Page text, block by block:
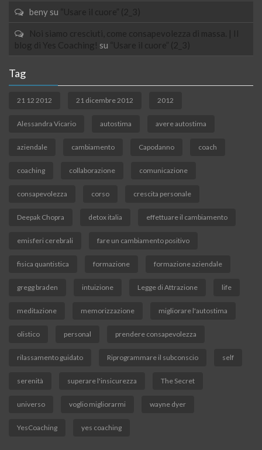
beny su “Usare il cuore” (2_3)
Noi siamo cresciuti, come consapevolezza di massa. | Il
blog di Yes Coaching! su “Usare il cuore” (2_3)
Tag
21 12 2012 21 dicembre 2012 2012
Alessandra Vicario autostima avere autostima
aziendale cambiamento Capodanno coach
coaching collaborazione comunicazione
consapevolezza corso crescita personale
Deepak Chopra detox italia effettuare il cambiamento
emisferi cerebrali fare un cambiamento positivo
fisica quantistica formazione formazione aziendale
gregg braden intuizione Legge di Attrazione life
meditazione memorizzazione migliorare l'autostima
olistico personal prendere consapevolezza
rilassamento guidato Riprogrammare il subconscio self
serenità superare l'insicurezza The Secret
universo voglio migliorarmi wayne dyer
YesCoaching yes coaching